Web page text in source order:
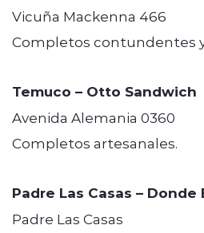
Vicuña Mackenna 466
Completos contundentes
Temuco – Otto Sandwich
Avenida Alemania 0360
Completos artesanales.
Padre Las Casas – Donde
Padre Las Casas